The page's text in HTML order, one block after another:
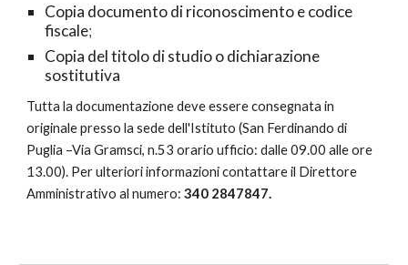
Copia documento di riconoscimento e codice
fiscale;
Copia del titolo di studio o dichiarazione
sostitutiva
Tutta la documentazione deve essere consegnata in
originale presso la sede dell'Istituto (San Ferdinando di
Puglia –Via Gramsci, n.53 orario ufficio: dalle 09.00 alle ore
13.00). Per ulteriori informazioni contattare il Direttore
Amministrativo al numero:340 2847847.